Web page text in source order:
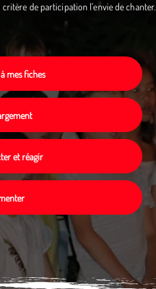
de participation l’envie de chanter.
mes fiches
et réagir